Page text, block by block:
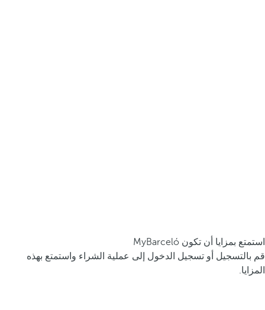
استمتع بمزايا أن تكون MyBarceló
قم بالتسجيل أو تسجيل الدخول إلى عملية الشراء واستمتع بهذه
المزايا.